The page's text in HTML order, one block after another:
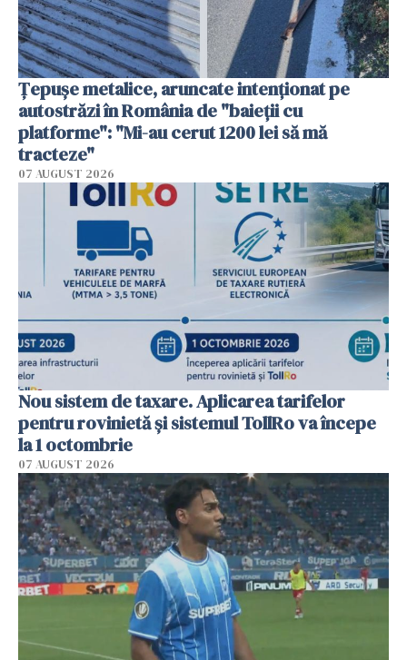
Țepușe metalice, aruncate intenționat pe
autostrăzi în România de "baieții cu
platforme": "Mi-au cerut 1200 lei să mă
tracteze"
07 AUGUST 2026
Nou sistem de taxare. Aplicarea tarifelor
pentru rovinietă şi sistemul TollRo va începe
la 1 octombrie
07 AUGUST 2026